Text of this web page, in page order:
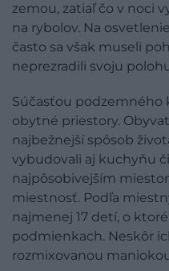
zemou, zatiaľ čo v noci
na rybolov. Na
často sa však museli
neprezradili svoju
Súčasťou podzemného
obytné priestory.
najbežnejší spôsob
vybudovali aj kuchyňu
najpôsobivejším
miestnosť. Podľa
najmenej 17 detí, o
podmienkach. Neskôr
rozmixovanou